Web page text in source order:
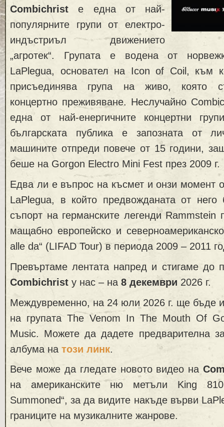
Combichrist е една от най-
популярните групи от електро-
индъстриъл движението
„агротек“. Групата е водена от
LaPlegua, основател на Icon of Coil, към
присъединява група на живо, която
концертно преживяване. Неслучайно
една от най-енергичните концертни
българската публика е запозната от
машините отпреди повече от 15 години,
беше на Gorgon Electro Mini Fest през 2009 г.
Едва ли е въпрос на късмет и онзи момент
LaPlegua, в който предвожданата от
съпорт на германските легенди Rammstein
мащабно европейско и
alle da“ (LIFAD Tour) в периода 2009 – 2011
Превъртаме лентата напред и стигаме до
Combichrist у нас – на 8 декември 2026 г.
Междувременно, на 24 юли 2026 г. ще бъде
на групата The Venom In The Mouth Of
Music. Можете да дадете предварителна
албума на този линк.
Вече може да гледате новото видео на
на американските ню метъли King 810
Summoned“, за да видите накъде върви
границите на музикалните жанрове.